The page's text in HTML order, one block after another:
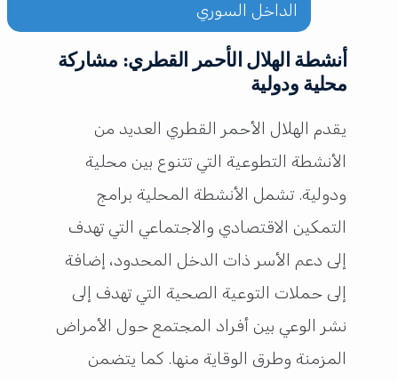
الداخل السوري
أنشطة الهلال الأحمر القطري: مشاركة
محلية ودولية
يقدم الهلال الأحمر القطري العديد من
الأنشطة التطوعية التي تتنوع بين محلية
ودولية. تشمل الأنشطة المحلية برامج
التمكين الاقتصادي والاجتماعي التي تهدف
إلى دعم الأسر ذات الدخل المحدود، إضافة
إلى حملات التوعية الصحية التي تهدف إلى
نشر الوعي بين أفراد المجتمع حول الأمراض
المزمنة وطرق الوقاية منها. كما يتضمن